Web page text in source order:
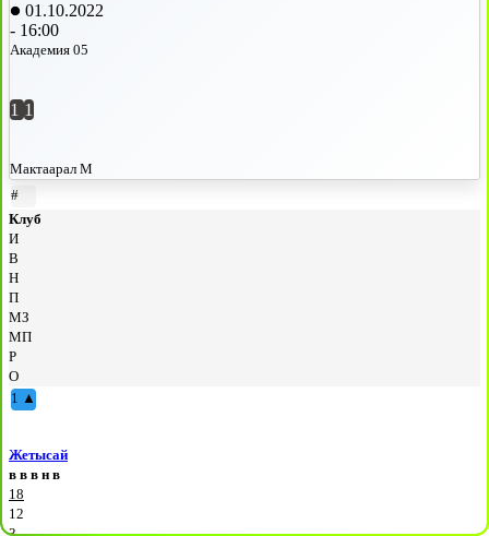
01.10.2022
- 16:00
Академия 05
1 1
Мактаарал М
#
Клуб
И
В
Н
П
МЗ
МП
Р
О
1 ▲
Жетысай
в в в н в
18
12